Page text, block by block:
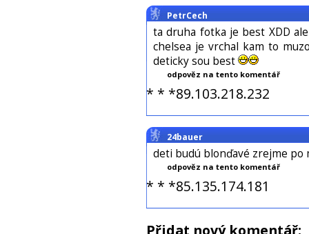
PetrCech
ta druha fotka je best XDD
chelsea je vrchal kam to
deticky sou best
odpověz na tento komentář
* * *89.103.218.232
24bauer
deti budú blonďavé zrejme po
odpověz na tento komentář
* * *85.135.174.181
Přidat nový komentář: